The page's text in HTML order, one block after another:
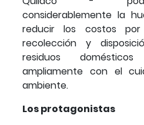
considerablemente la
reducir los costos
recolección y
residuos
ampliamente con el
ambiente.
Los protagonistas